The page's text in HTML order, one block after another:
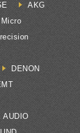
AKG
DENON
AUDIO